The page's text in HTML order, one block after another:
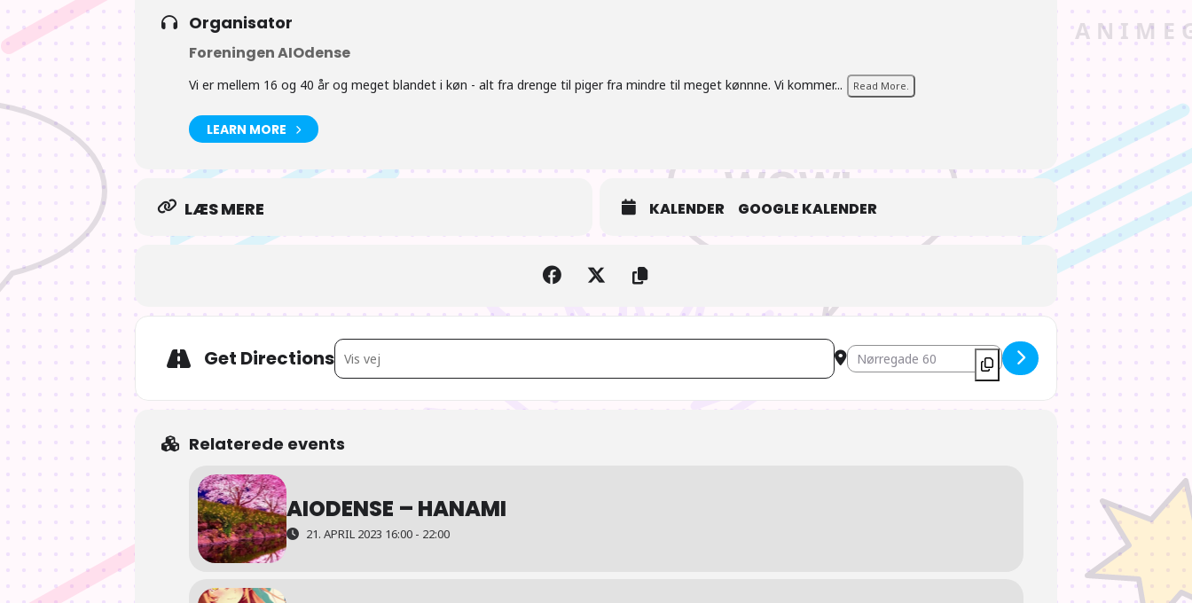
Organisator
Foreningen AIOdense
Vi er mellem 16 og 40 år og meget blandet i køn - alt fra drenge til piger fra mindre til meget kønnne. Vi kommer... Read More.
LEARN MORE
LÆS MERE KALENDER GOOGLE KALENDER
Get DirectionsAddress - AIOdense – Forårets Anime 2023 del 2 [7KImv7lsY] Destination Address - AIOdense – Forårets Anime 2023
Relaterede events
AIODENSE – HANAMI
21. APRIL 2023 16:00 - 22:00